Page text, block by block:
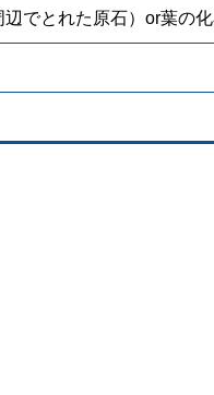
でとれた原石）or葉の